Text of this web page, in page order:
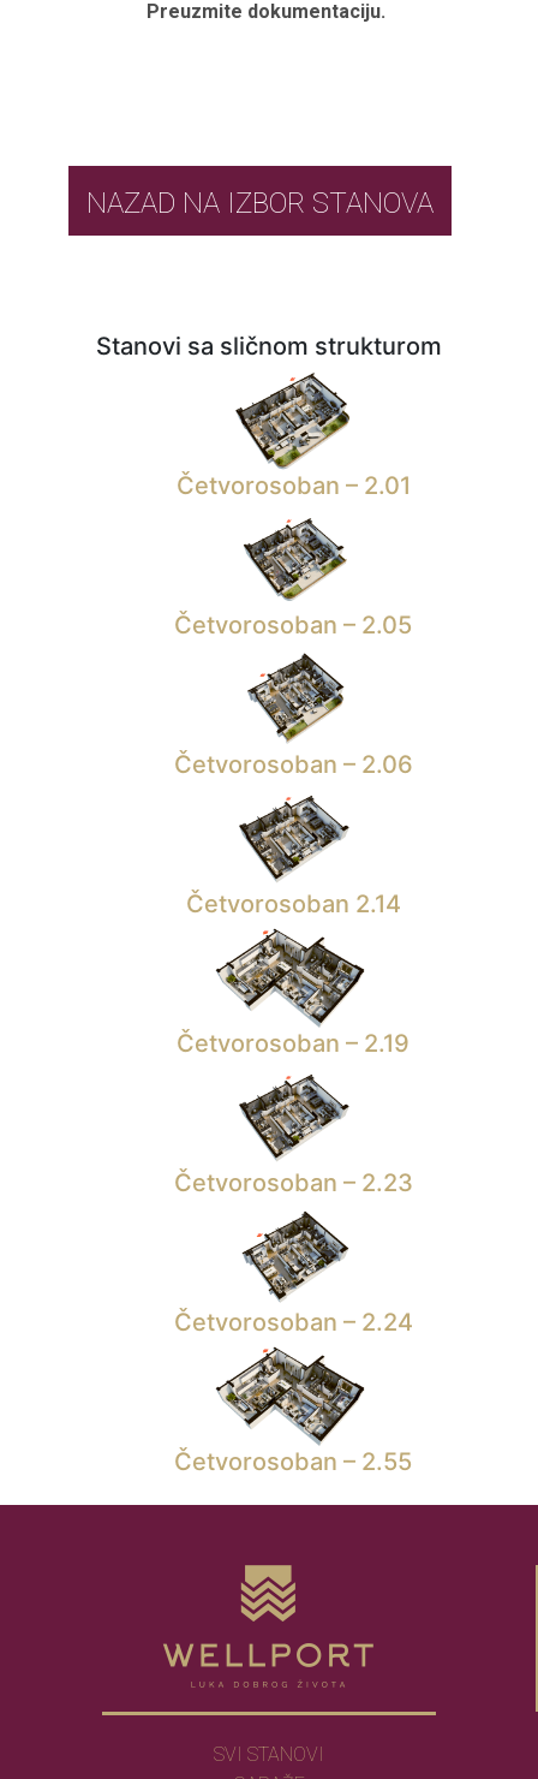
Preuzmite dokumentaciju.
NAZAD NA IZBOR STANOVA
Stanovi sa sličnom strukturom
Četvorosoban – 2.01
Četvorosoban – 2.05
Četvorosoban – 2.06
Četvorosoban 2.14
Četvorosoban – 2.19
Četvorosoban – 2.23
Četvorosoban – 2.24
Četvorosoban – 2.55
SVI STANOVI